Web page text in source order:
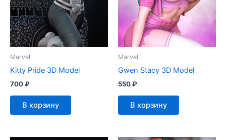
Marvel
Kitty Pride 3D Model
700₽
В корзину
Marvel
Gwen Stacy 3D Model
550₽
В корзину